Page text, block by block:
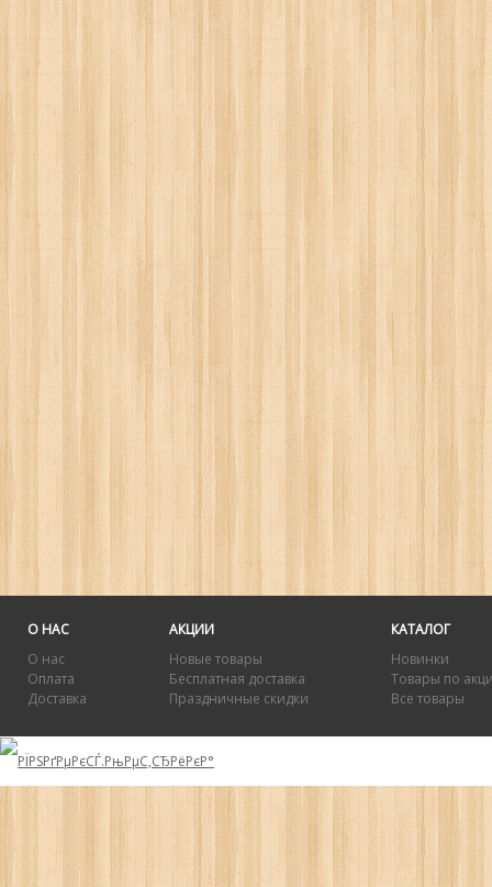
О НАС
О нас
Оплата
Доставка
АКЦИИ
Новые товары
Бесплатная доставка
Праздничные скидки
КАТАЛОГ
Новинки
Товары по
Все товары